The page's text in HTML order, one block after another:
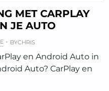
MET CARPLAY
JE AUTO
BYCHRIS
en Android Auto in
Auto? CarPlay en